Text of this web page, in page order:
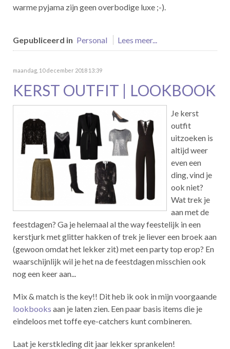
warme pyjama zijn geen overbodige luxe ;-).
Gepubliceerd in Personal Lees meer...
maandag, 10 december 2018 13:39
KERST OUTFIT | LOOKBOOK
Je kerst
outfit
uitzoeken is
altijd weer
even een
ding, vind je
ook niet?
Wat trek je
aan met de
feestdagen? Ga je helemaal al the way feestelijk in een
kerstjurk met glitter hakken of trek je liever een broek aan
(gewoon omdat het lekker zit) met een party top erop? En
waarschijnlijk wil je het na de feestdagen misschien ook
nog een keer aan...
Mix & match is the key!! Dit heb ik ook in mijn voorgaande
lookbooks aan je laten zien. Een paar basis items die je
eindeloos met toffe eye-catchers kunt combineren.
Laat je kerstkleding dit jaar lekker sprankelen!